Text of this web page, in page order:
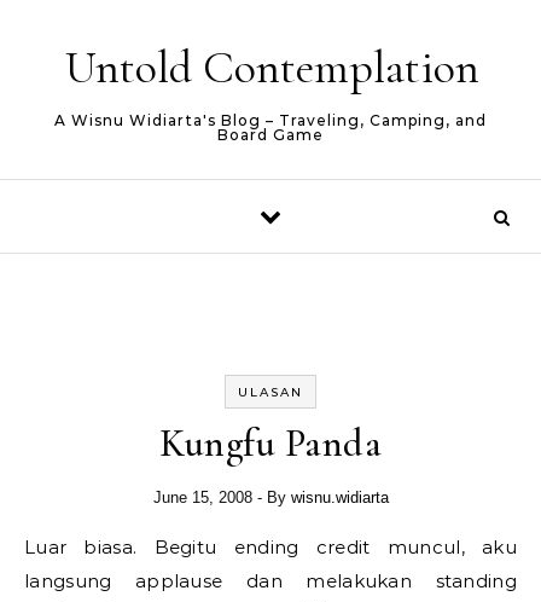
Untold Contemplation
A Wisnu Widiarta's Blog – Traveling, Camping, and
Board Game
ULASAN
Kungfu Panda
June 15, 2008 - By wisnu.widiarta
Luar biasa. Begitu ending credit muncul, aku
langsung applause dan melakukan standing